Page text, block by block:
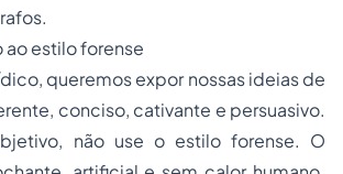
ao estilo forense
queremos expor nossas ideias de
conciso, cativante e persuasivo.
não use o estilo forense. O